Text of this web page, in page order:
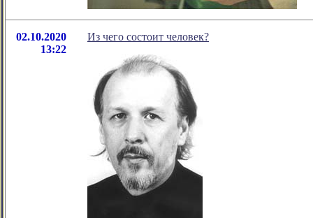
02.10.2020
13:22
Из чего состоит человек?